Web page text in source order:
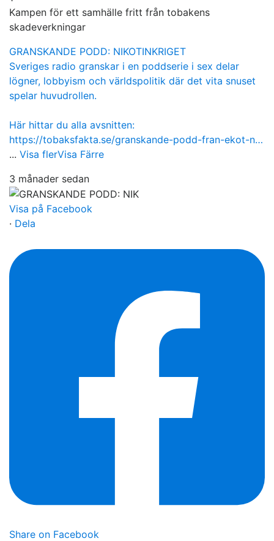
Kampen för ett samhälle fritt från tobakens
skadeverkningar
GRANSKANDE PODD: NIKOTINKRIGET
Sveriges radio granskar i en poddserie i sex delar
lögner, lobbyism och världspolitik där det vita snuset
spelar huvudrollen.
Här hittar du alla avsnitten:
https://tobaksfakta.se/granskande-podd-fran-ekot-n…
... Visa flerVisa Färre
3 månader sedan
Visa på Facebook
· Dela
Share on Facebook